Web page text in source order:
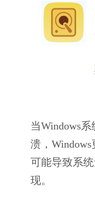
当Windows
溃，
可能导致系
现。